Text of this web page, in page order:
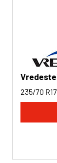
235/70 R17